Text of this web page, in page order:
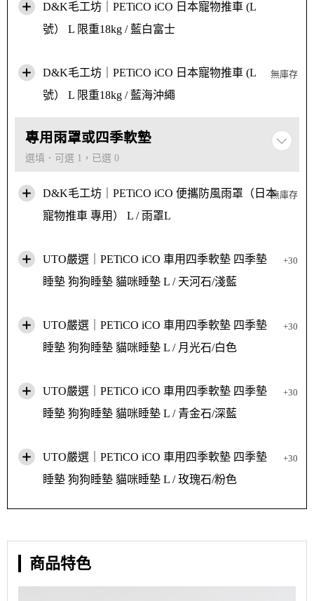
D&K毛工坊｜PETiCO iCO 日本寵物推車 (L
號） L 限重18kg / 藍白富士
D&K毛工坊｜PETiCO iCO 日本寵物推車 (L
號） L 限重18kg / 藍海沖繩
無庫存
專用雨罩或四季軟墊
選填．可選 1，已選 0
D&K毛工坊｜PETiCO iCO 便攜防風雨罩（日本
寵物推車 專用） L / 雨罩L
無庫存
UTO嚴選｜PETiCO iCO 車用四季軟墊 四季墊
睡墊 狗狗睡墊 貓咪睡墊 L / 天河石/淺藍
+30
UTO嚴選｜PETiCO iCO 車用四季軟墊 四季墊
睡墊 狗狗睡墊 貓咪睡墊 L / 月光石/白色
+30
UTO嚴選｜PETiCO iCO 車用四季軟墊 四季墊
睡墊 狗狗睡墊 貓咪睡墊 L / 青金石/深藍
+30
UTO嚴選｜PETiCO iCO 車用四季軟墊 四季墊
睡墊 狗狗睡墊 貓咪睡墊 L / 玫瑰石/粉色
+30
商品特色